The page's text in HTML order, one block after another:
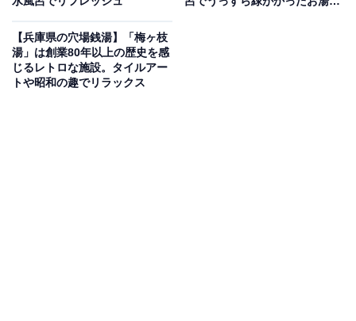
ウナ」「サウナバス」「塩サウナ」といった個性豊かな
サウナ設備や、時間制限のないフリータイム制の岩盤浴
が完備されています。情緒ある庭園を眺めながら旬の食
【兵庫県の穴場銭湯】「梅ヶ枝
湯」は創業80年以上の歴史を感
じるレトロな施設。タイルアー
トや昭和の趣でリラックス